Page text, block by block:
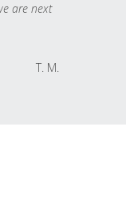
are next
T. M.